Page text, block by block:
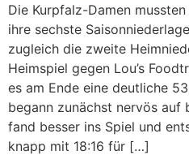
Die Kurpfalz-Damen
ihre sechste
zugleich die zweite
Heimspiel gegen Lou’s
es am Ende eine deutliche
begann zunächst nervös auf
fand besser ins Spiel und
knapp mit 18:16 für […]